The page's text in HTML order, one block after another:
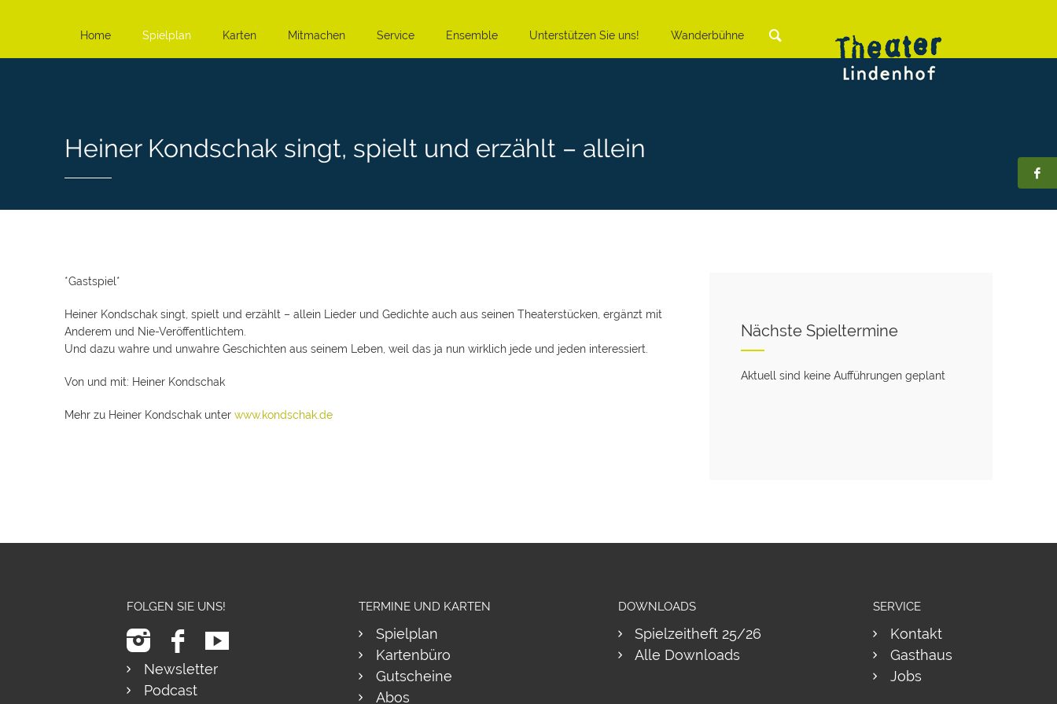
Home Spielplan Karten Mitmachen Service Ensemble Unterstützen Sie uns! Wanderbühne
Heiner Kondschak singt, spielt und erzählt – allein
*Gastspiel*
Heiner Kondschak singt, spielt und erzählt – allein Lieder und Gedichte auch aus seinen Theaterstücken, ergänzt mit
Anderem und Nie-Veröffentlichtem.
Und dazu wahre und unwahre Geschichten aus seinem Leben, weil das ja nun wirklich jede und jeden interessiert.
Von und mit: Heiner Kondschak
Mehr zu Heiner Kondschak unter www.kondschak.de
Nächste Spieltermine
Aktuell sind keine Aufführungen geplant
FOLGEN SIE UNS!
Newsletter
Podcast
TERMINE UND KARTEN
Spielplan
Kartenbüro
Gutscheine
Abos
DOWNLOADS
Spielzeitheft 25/26
Alle Downloads
SERVICE
Kontakt
Gasthaus
Jobs